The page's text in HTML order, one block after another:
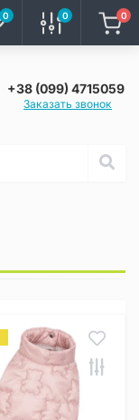
0 0 0
+38 (099) 4715059
Заказать звонок